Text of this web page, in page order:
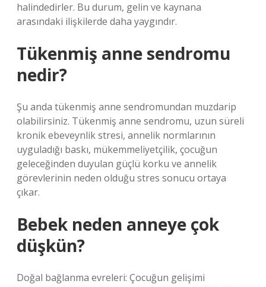
halindedirler. Bu durum, gelin ve kaynana
arasındaki ilişkilerde daha yaygındır.
Tükenmiş anne sendromu
nedir?
Şu anda tükenmiş anne sendromundan muzdarip
olabilirsiniz. Tükenmiş anne sendromu, uzun süreli
kronik ebeveynlik stresi, annelik normlarının
uyguladığı baskı, mükemmeliyetçilik, çocuğun
geleceğinden duyulan güçlü korku ve annelik
görevlerinin neden olduğu stres sonucu ortaya
çıkar.
Bebek neden anneye çok
düşkün?
Doğal bağlanma evreleri: Çocuğun gelişimi